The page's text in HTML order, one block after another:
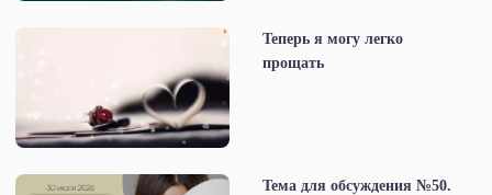
Теперь я могу легко
прощать
Тема для обсуждения №50.